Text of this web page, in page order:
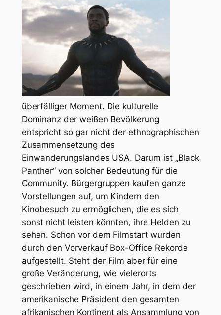
überfälliger Moment. Die kulturelle
Dominanz der weißen Bevölkerung
entspricht so gar nicht der ethnographischen
Zusammensetzung des
Einwanderungslandes USA. Darum ist „Black
Panther“ von solcher Bedeutung für die
Community. Bürgergruppen kaufen ganze
Vorstellungen auf, um Kindern den
Kinobesuch zu ermöglichen, die es sich
sonst nicht leisten könnten, ihre Helden zu
sehen. Schon vor dem Filmstart wurden
durch den Vorverkauf Box-Office Rekorde
aufgestellt. Steht der Film aber für eine
große Veränderung, wie vielerorts
geschrieben wird, in einem Jahr, in dem der
amerikanische Präsident den gesamten
afrikanischen Kontinent als Ansammlung von